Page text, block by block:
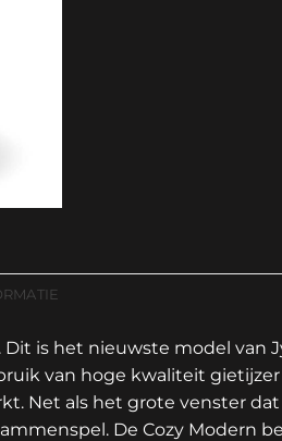
Dit is het nieuwste model van
van hoge kwaliteit gietijzer
Net als het grote venster
De Cozy Modern